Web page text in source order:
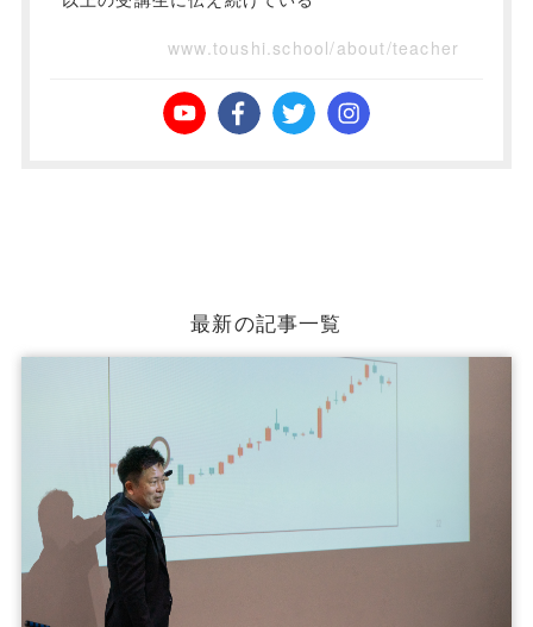
www.toushi.school/about/teacher
最新の記事一覧